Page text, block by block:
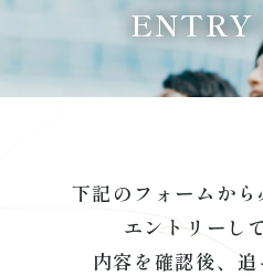
ENTRY
下記のフォームか
エントリーし
内容を確認後、